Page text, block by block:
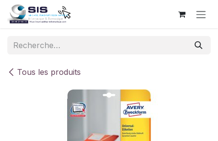
Se rendre au contenu
Tous les produits